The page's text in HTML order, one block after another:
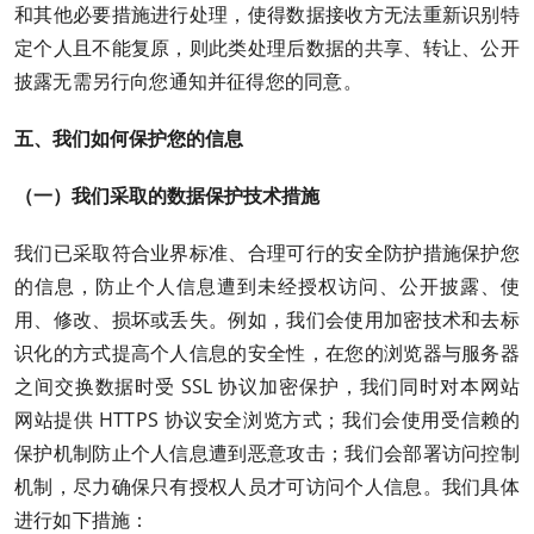
和其他必要措施进行处理，使得数据接收方无法重新识别特
定个人且不能复原，则此类处理后数据的共享、转让、公开
披露无需另行向您通知并征得您的同意。
五、我们如何保护您的信息
（一）我们采取的数据保护技术措施
我们已采取符合业界标准、合理可行的安全防护措施保护您
的信息，防止个人信息遭到未经授权访问、公开披露、使
用、修改、损坏或丢失。例如，我们会使用加密技术和去标
识化的方式提高个人信息的安全性，在您的浏览器与服务器
之间交换数据时受 SSL 协议加密保护，我们同时对本网站
网站提供 HTTPS 协议安全浏览方式；我们会使用受信赖的
保护机制防止个人信息遭到恶意攻击；我们会部署访问控制
机制，尽力确保只有授权人员才可访问个人信息。我们具体
进行如下措施：